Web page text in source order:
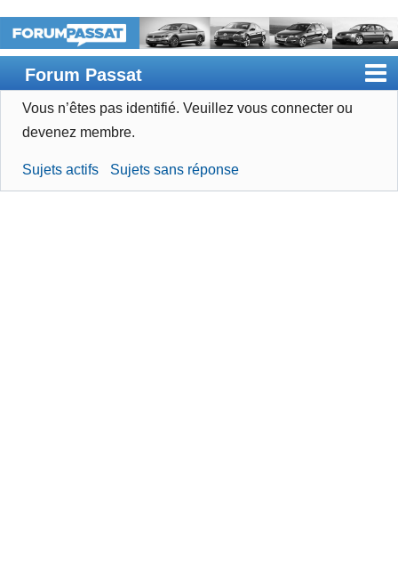
Forum Passat
Accueil
Devenir membre
Vous n’êtes pas identifié. Veuillez vous connecter ou
devenez membre.
Sujets actifs Sujets sans réponse